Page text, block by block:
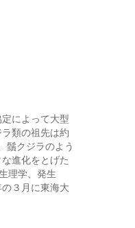
によって大型
類の祖先は約
鬚クジラのよう
進化をとげた
理学、発生
３月に東海大